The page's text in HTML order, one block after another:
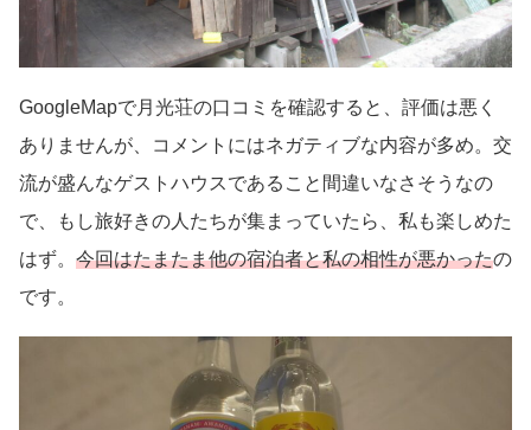
GoogleMapで月光荘の口コミを確認すると、評価は悪く
ありませんが、コメントにはネガティブな内容が多め。交
流が盛んなゲストハウスであること間違いなさそうなの
で、もし旅好きの人たちが集まっていたら、私も楽しめた
はず。 今回はたまたま他の宿泊者と私の相性が悪かったの
です。